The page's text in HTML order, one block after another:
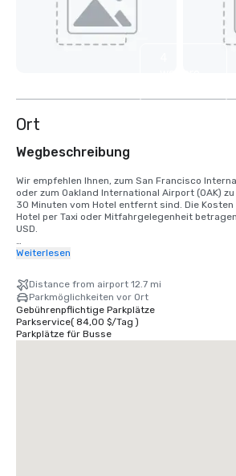
Ort
Wegbeschreibung
Wir empfehlen Ihnen, zum San Francisco
oder zum Oakland International Airport (OAK)
30 Minuten vom Hotel entfernt sind. Die
Hotel per Taxi oder Mitfahrgelegenheit
USD.
Für Gäste, die den Zug nehmen möchten,
Steigen Sie einfach an der BART-Station im
einen Zug in Richtung San Francisco ein.
Montgomery Street aus. Das Palace Hotel
Market Street und New Montgomery Street,
Bahnhof. Die Gesamtkosten betragen 8,65
ungefähr 45 Minuten.
Weiterlesen
Distance from airport 12.7 mi
Parkmöglichkeiten vor Ort
Gebührenpflichtige Parkplätze
Parkservice( 84,00 $/Tag )
Parkplätze für Busse